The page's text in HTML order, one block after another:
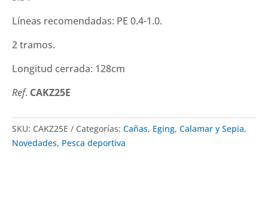
Líneas recomendadas: PE 0.4-1.0.
2 tramos.
Longitud cerrada: 128cm
Ref. CAKZ25E
SKU: CAKZ25E Categorías: Cañas, Eging, Calamar y Sepia,
Novedades, Pesca deportiva